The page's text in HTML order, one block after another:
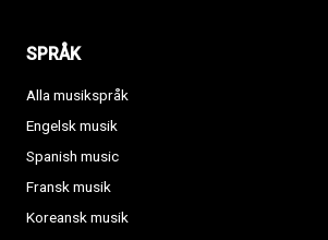
SPRÅK
Alla musikspråk
Engelsk musik
Spanish music
Fransk musik
Koreansk musik